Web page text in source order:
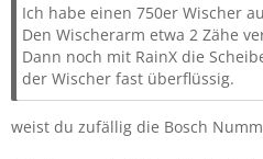
Ich habe einen 750er Wischer
Den Wischerarm etwa 2 Zähe
Dann noch mit RainX die
der Wischer fast überflüssig.
weist du zufällig die Bosch